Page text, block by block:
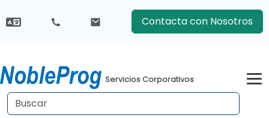
Contacta con Nosotros
Servicios Corporativos